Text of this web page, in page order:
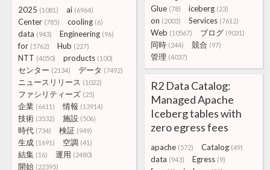
2025 (1081) ai (6964)
Center (785) cooling (6)
data (943) Engineering (96)
for (5762) Hub (227)
NTT (4050) products (100)
センター (2134) データ (7492)
ニュースリリース (1022)
ファシリティーズ (25)
企業 (6611) 情報 (13914)
技術 (3532) 施設 (506)
時代 (734) 検証 (949)
生成 (1691) 空調 (41)
結集 (16) 運用 (2480)
開始 (22395)
Glue (78) iceberg (23)
on (2003) Services (7612)
Web (10567) ブログ (9031)
同時 (244) 競合 (97)
管理 (4037)
R2 Data Catalog:
Managed Apache
Iceberg tables with
zero egress fees
apache (572) Catalog (49)
data (943) Egress (9)